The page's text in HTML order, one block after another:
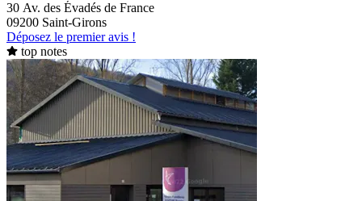
30 Av. des Évadés de France
09200 Saint-Girons
Déposez le premier avis !
top notes